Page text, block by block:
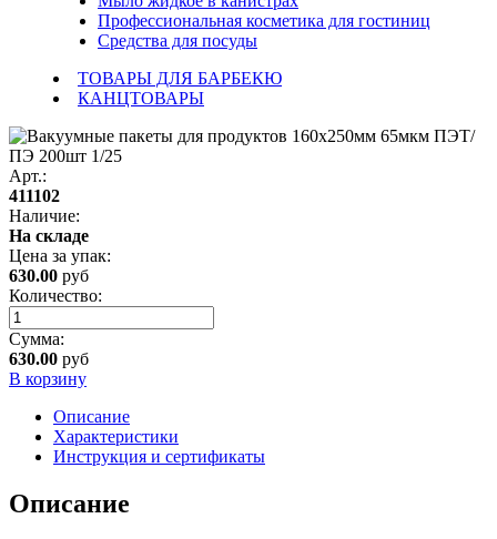
Профессиональная косметика для гостиниц
Средства для посуды
ТОВАРЫ ДЛЯ БАРБЕКЮ
КАНЦТОВАРЫ
Арт.:
411102
Наличие:
На складе
Цена за упак:
630.00 руб
Количество:
Сумма:
630.00 руб
В корзину
Описание
Характеристики
Инструкция и сертификаты
Описание